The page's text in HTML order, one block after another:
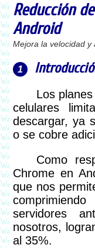
Reducción
Android
Mejora la velocidad
Los planes de datos con que cuentan los
celulares
descargar, ya
o se cobre
Como respuesta a ello, el navegador
Chrome en
que nos
servidores
nosotros,
al 35%.